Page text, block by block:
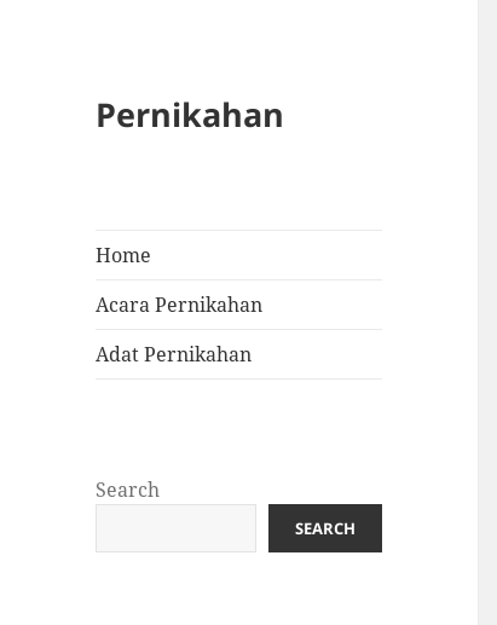
Pernikahan
Home
Acara Pernikahan
Adat Pernikahan
Search
SEARCH